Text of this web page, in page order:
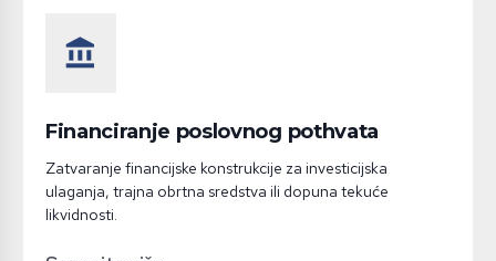
account_balance
Financiranje poslovnog pothvata
Zatvaranje financijske konstrukcije za investicijska
ulaganja, trajna obrtna sredstva ili dopuna tekuće
likvidnosti.